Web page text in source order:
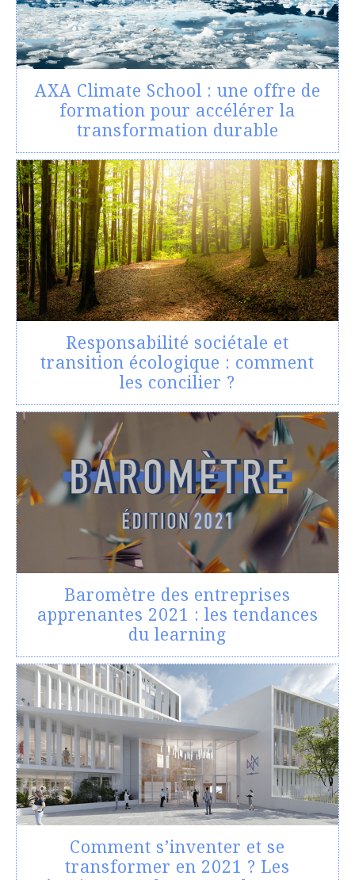
AXA Climate School : une offre de
formation pour accélérer la
transformation durable
Responsabilité sociétale et
transition écologique : comment
les concilier ?
Baromètre des entreprises
apprenantes 2021 : les tendances
du learning
Comment s’inventer et se
transformer en 2021 ? Les